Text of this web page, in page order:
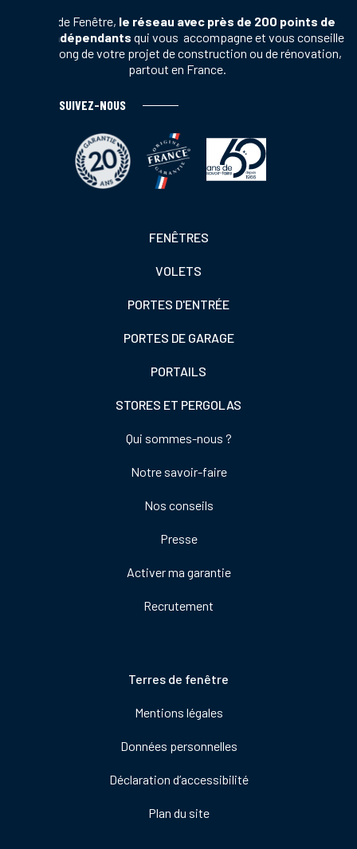
Terres de Fenêtre, le réseau avec près de 200 points de
vente indépendants qui vous accompagne et vous conseille
tout au long de votre projet de construction ou de rénovation,
partout en France.
SUIVEZ-NOUS
FENÊTRES
VOLETS
PORTES D'ENTRÉE
PORTES DE GARAGE
PORTAILS
STORES ET PERGOLAS
Qui sommes-nous ?
Notre savoir-faire
Nos conseils
Presse
Activer ma garantie
Recrutement
Terres de fenêtre
Mentions légales
Données personnelles
Déclaration d’accessibilité
Plan du site